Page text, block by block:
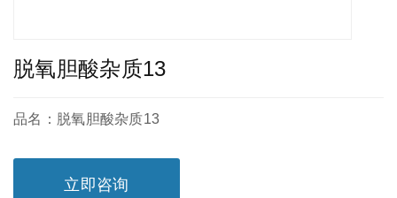
脱氧胆酸杂质13
品名：脱氧胆酸杂质13
立即咨询